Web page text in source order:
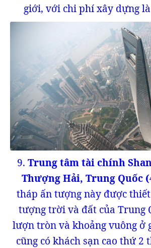
giới, với chi phí xây dựng là
9. Trung tâm tài chính
Thượng Hải, Trung Quốc
tháp ấn tượng này được
tượng trời và đất của Trung
lượn tròn và khoảng vuông ở
cũng có khách sạn cao thứ 2